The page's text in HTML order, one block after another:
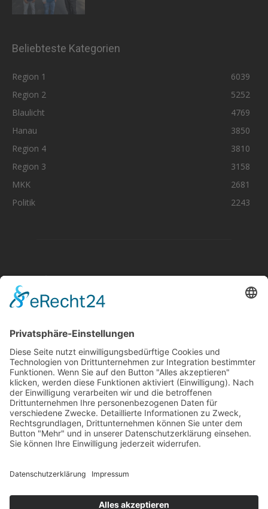
Beliebteste Kategorien
Region 1
6039
Region 2
5252
Blaulicht
4769
Hanau
3850
Region 4
3810
Region 3
3158
MKK
2681
Politik
2243
Aktuelle Nachrichten aus dem MKK-Kreis.
Kontaktiere uns:team@mkk-echo.de
JetztBericht einreichen
Folge uns auf SocialMedia